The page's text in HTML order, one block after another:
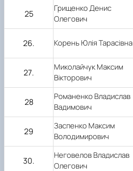
25
Грищенко Денис
Олегович
26. Корень Юлія Тарасівна
27.
Миколайчук Максим
Вікторович
28
Романенко Владислав
Вадимович
29
Заспенко Максим
Володимирович
30.
Неговелов Владислав
Олегович